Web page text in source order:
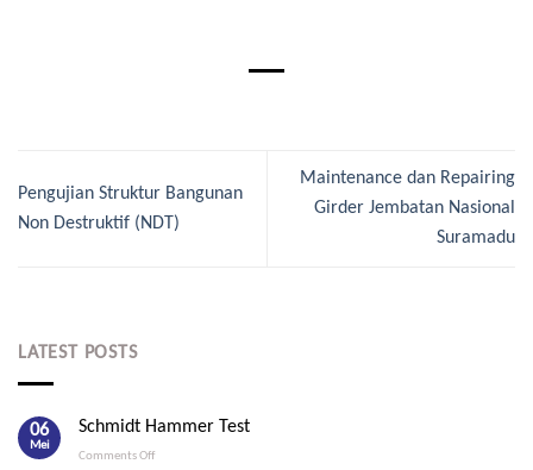
Pengujian Struktur Bangunan
Non Destruktif (NDT)
Maintenance dan Repairing
Girder Jembatan Nasional
Suramadu
LATEST POSTS
06
Mei
Schmidt Hammer Test
Comments Offon